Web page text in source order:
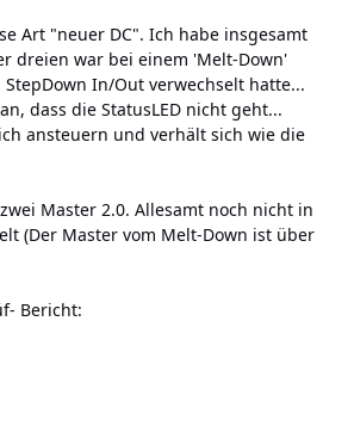
Art "neuer DC". Ich habe insgesamt
dreien war bei einem 'Melt-Down'
In/Out verwechselt hatte...
dass die StatusLED nicht geht...
ansteuern und verhält sich wie die
Master 2.0. Allesamt noch nicht in
(Der Master vom Melt-Down ist über
Bericht: